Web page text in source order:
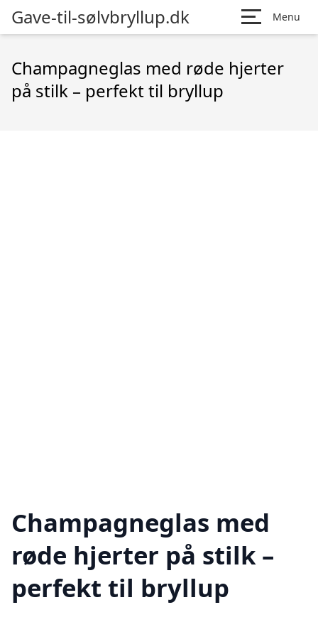
Gave-til-sølvbryllup.dk Menu
Champagneglas med røde hjerter
på stilk – perfekt til bryllup
Champagneglas med
røde hjerter på stilk –
perfekt til bryllup